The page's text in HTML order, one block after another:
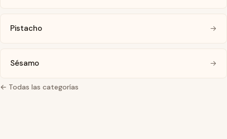
Pistacho →
Sésamo →
← Todas las categorías